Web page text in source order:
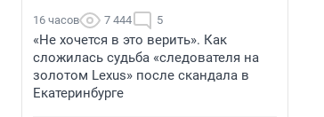
16 часов 7 444 5
«Не хочется в это верить». Как
сложилась судьба «следователя на
золотом Lexus» после скандала в
Екатеринбурге